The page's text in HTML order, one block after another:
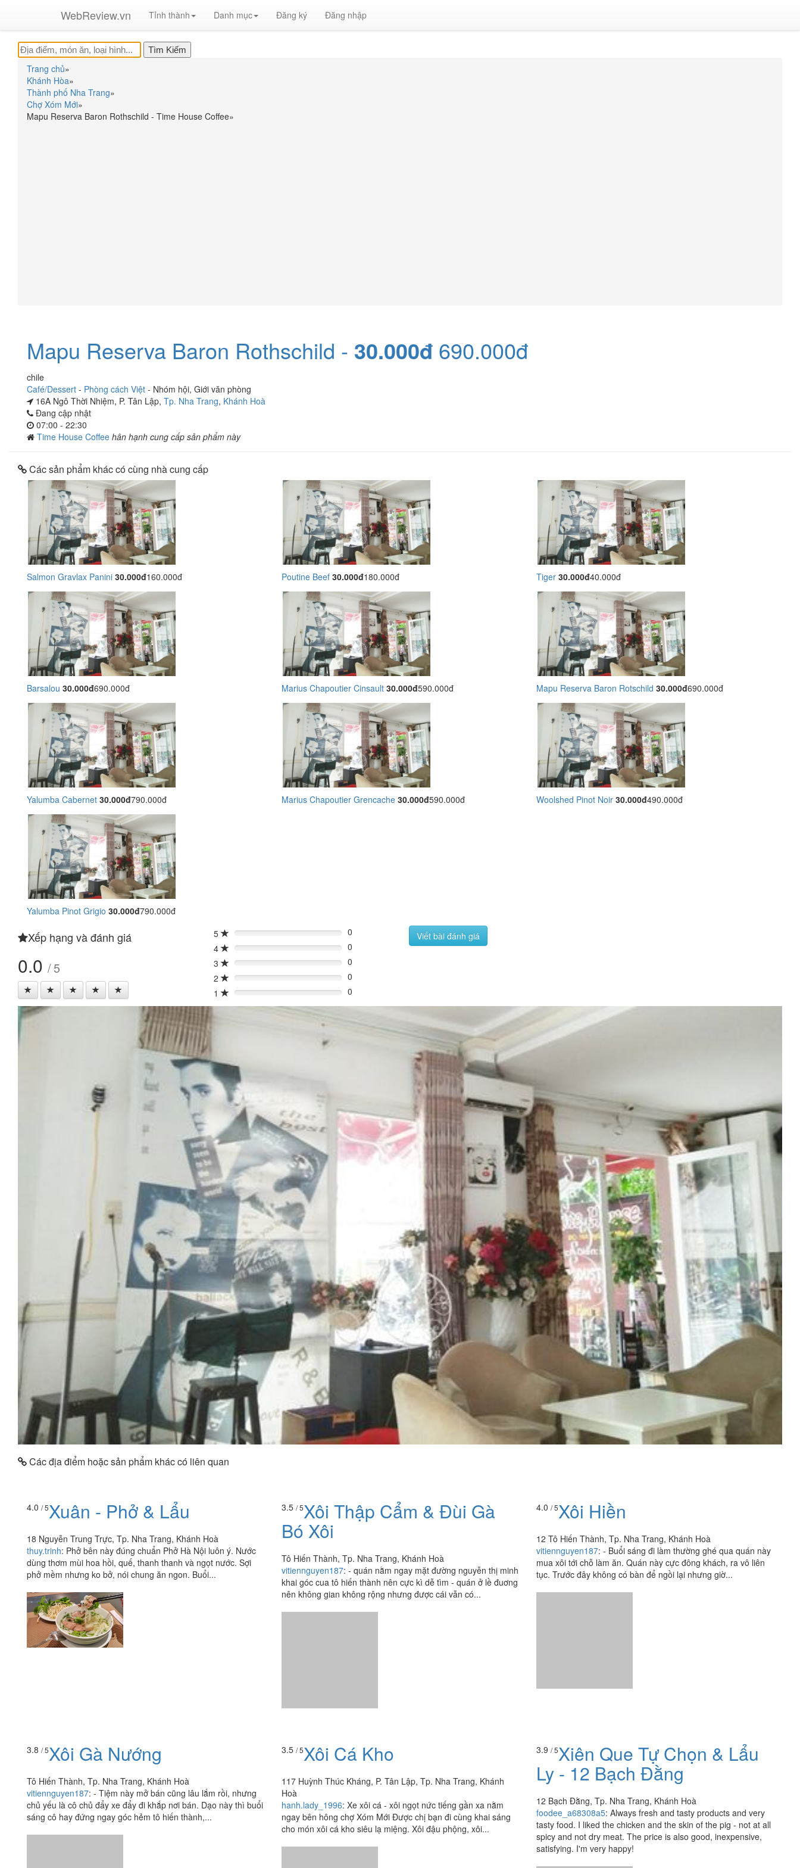
WebReview.vn Tỉnh thành Danh mục Đăng ký Đăng nhập
Trang chủ»
Khánh Hòa»
Thành phố Nha Trang»
Chợ Xóm Mới»
Mapu Reserva Baron Rothschild - Time House Coffee»
Mapu Reserva Baron Rothschild - 30.000đ 690.000đ
chile
Café/Dessert - Phòng cách Việt - Nhóm hội, Giới văn phòng
16A Ngô Thời Nhiệm, P. Tân Lập, Tp. Nha Trang, Khánh Hoà
Đang cập nhật
07:00 - 22:30
Time House Coffee hân hạnh cung cấp sản phẩm này
Các sản phẩm khác có cùng nhà cung cấp
Salmon Gravlax Panini 30.000đ160.000đ Poutine Beef 30.000đ180.000đ Tiger 30.000đ40.000đ
Barsalou 30.000đ690.000đ Marius Chapoutier Cinsault 30.000đ590.000đ Mapu Reserva Baron Rotschild 30.000đ690.000đ
Yalumba Cabernet 30.000đ790.000đ Marius Chapoutier Grencache 30.000đ590.000đ Woolshed Pinot Noir 30.000đ490.000đ
Yalumba Pinot Grigio 30.000đ790.000đ
Xếp hạng và đánh giá
0.0 / 5
5 0%
0
4
0%
0
3
0%
0
2
0%
0
1
0% 0
Viết bài đánh giá
Các địa điểm hoặc sản phẩm khác có liên quan
4.0 / 5Xuân - Phở & Lẩu
18 Nguyễn Trung Trực, Tp. Nha Trang, Khánh Hoà
thuy.trinh: Phở bên này đúng chuẩn Phở Hà Nội luôn ý. Nước
dùng thơm mùi hoa hồi, quế, thanh thanh và ngọt nước. Sợi
phở mềm nhưng ko bở, nói chung ăn ngon. Buổi...
3.5 / 5Xôi Thập Cẩm & Đùi Gà
Bó Xôi
Tô Hiến Thành, Tp. Nha Trang, Khánh Hoà
vitiennguyen187: - quán nằm ngay mặt đường nguyễn thị minh
khai góc cua tô hiến thành nên cực kì dễ tìm - quán ở lề đuơng
nên không gian không rộng nhưng được cái vẫn có...
4.0 / 5Xôi Hiền
12 Tô Hiến Thành, Tp. Nha Trang, Khánh Hoà
vitiennguyen187: - Buổi sáng đi làm thường ghé qua quán này
mua xôi tới chỗ làm ăn. Quán này cực đông khách, ra vô liên
tục. Trước đây không có bàn để ngồi lại nhưng giờ...
sáng cô hay đứng ngay góc hẻm tô hiến thành,...
ngay bên hông chợ Xóm Mới Được chị bạn đi cùng khai sáng
3.9/ 5Xiên Que Tự Chọn & Lẩu
foodee_a68308a5:Always fresh and tasty products and very
tasty food. I liked the chicken and the skin of the pig - not at all
spicy and not dry meat. The price is also good, inexpensive,
satisfying. I'm very happy!